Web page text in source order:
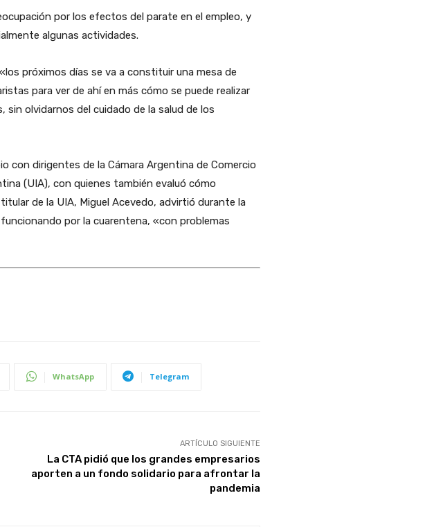
por los efectos del parate en el empleo, y
algunas actividades.
próximos días se va a constituir una mesa de
para ver de ahí en más cómo se puede realizar
olvidarnos del cuidado de la salud de los
con dirigentes de la Cámara Argentina de Comercio
(UIA), con quienes también evaluó cómo
de la UIA, Miguel Acevedo, advirtió durante la
por la cuarentena, «con problemas
WhatsApp Telegram
ARTÍCULO SIGUIENTE
La CTA pidió que los grandes empresarios
aporten a un fondo solidario para afrontar la
pandemia